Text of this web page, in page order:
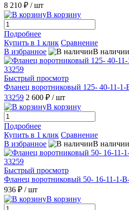
8 210 ₽ / шт
В корзину
Подробнее
Купить в 1 клик Сравнение
В избранное
В наличии
Быстрый просмотр
Фланец воротниковый 125- 40-11-
33259 2 600 ₽ / шт
В корзину
Подробнее
Купить в 1 клик Сравнение
В избранное
В наличии
Быстрый просмотр
Фланец воротниковый 50- 16-11-
936 ₽ / шт
В корзину